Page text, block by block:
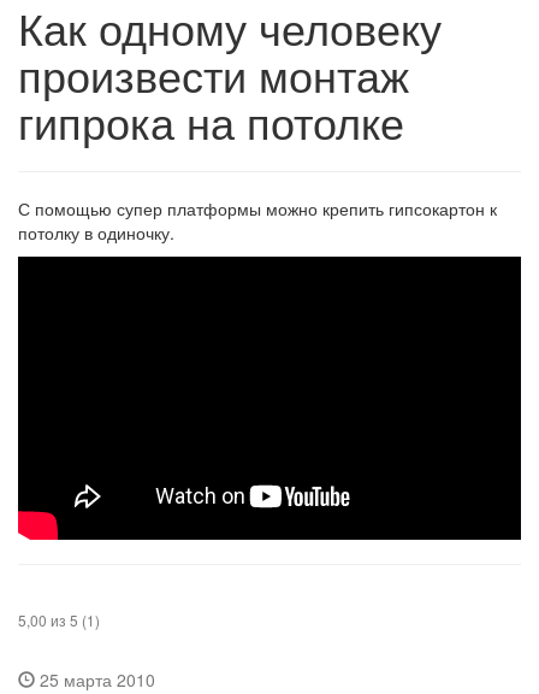
Как одному человеку
произвести монтаж
гипрока на потолке
С помощью супер платформы можно крепить гипсокартон к
потолку в одиночку.
5,00 из 5 (1)
25 марта 2010